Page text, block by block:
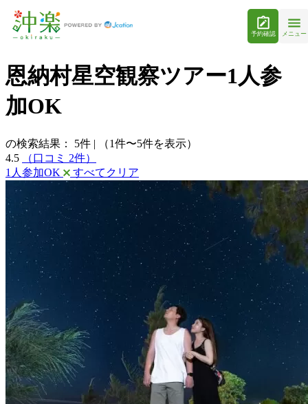
予約確認 メニュー
恩納村星空観察ツアー1人参
加OK
の検索結果： 5件 |
（1件〜5件を表示）
4.5
（口コミ 2件）
1人参加OK
すべてクリア